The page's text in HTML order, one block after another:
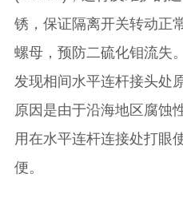
锈，保证隔离开关转动正
螺母，预防二硫化钼流失
发现相间水平连杆接头处
原因是由于沿海地区腐蚀
用在水平连杆连接处打眼
便。